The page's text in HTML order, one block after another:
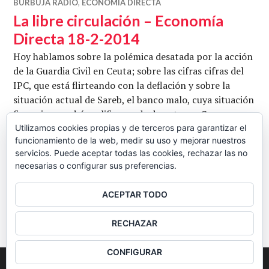
BURBUJA RADIO, ECONOMÍA DIRECTA
La libre circulación – Economía
Directa 18-2-2014
Hoy hablamos sobre la polémica desatada por la acción
de la Guardia Civil en Ceuta; sobre las cifras cifras del
IPC, que está flirteando con la deflación y sobre la
situación actual de Sareb, el banco malo, cuya situación
financiera podría calificarse de desastrosa. Con
Matthew Bennett, Antonio de Miguel y Francisco
Guillén. Conduce Juan Carlos Barba. Fotografía de
mrhashSeguir leyendoLa libre circulación – Economía
BARRA
LATERAL
2026 Colectivo Burbuja
Utilizamos cookies propias y de terceros para garantizar el
funcionamiento de la web, medir su uso y mejorar nuestros
servicios. Puede aceptar todas las cookies, rechazar las no
necesarias o configurar sus preferencias.
ACEPTAR TODO
RECHAZAR
CONFIGURAR